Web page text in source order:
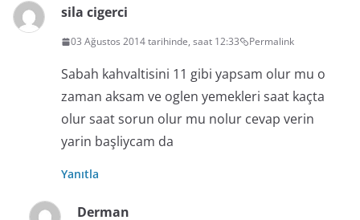
sila cigerci
03 Ağustos 2014 tarihinde, saat 12:33 Permalink
Sabah kahvaltisini 11 gibi yapsam olur mu o
zaman aksam ve oglen yemekleri saat kaçta
olur saat sorun olur mu nolur cevap verin
yarin başliycam da
Yanıtla
Derman